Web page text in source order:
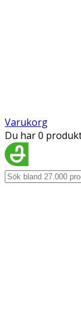
Varukorg
Du har 0